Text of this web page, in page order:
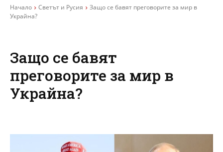
Начало Светът и Русия
Защо се бавят преговорите за мир в
Украйна?
Защо се бавят
преговорите за мир в
Украйна?